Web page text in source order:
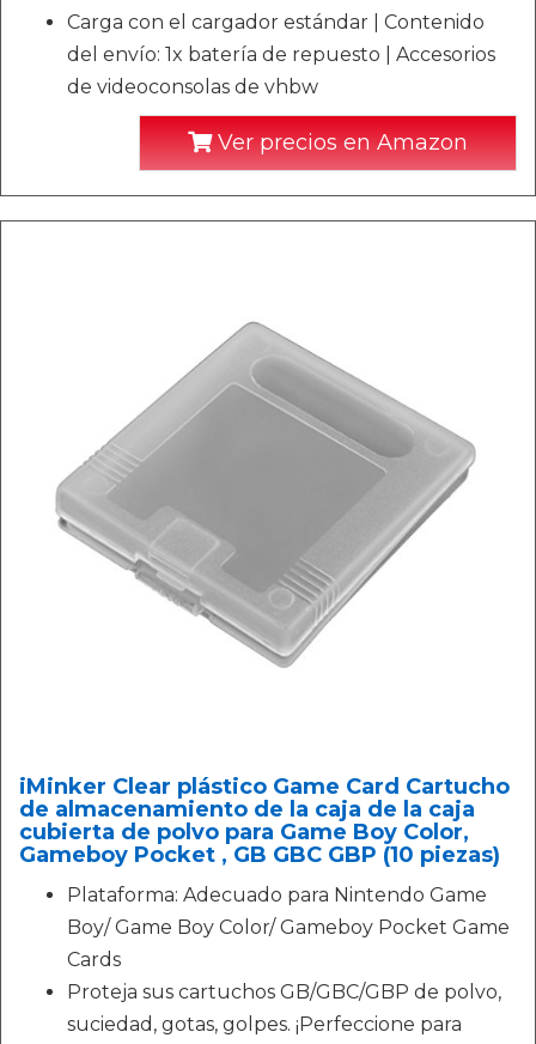
Carga con el cargador estándar | Contenido
del envío: 1x batería de repuesto | Accesorios
de videoconsolas de vhbw
Ver precios en Amazon
iMinker Clear plástico Game Card Cartucho
de almacenamiento de la caja de la caja
cubierta de polvo para Game Boy Color,
Gameboy Pocket , GB GBC GBP (10 piezas)
Plataforma: Adecuado para Nintendo Game
Boy/ Game Boy Color/ Gameboy Pocket Game
Cards
Proteja sus cartuchos GB/GBC/GBP de polvo,
suciedad, gotas, golpes. ¡Perfeccione para